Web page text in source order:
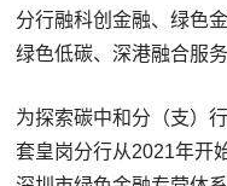
分行融科创金融、绿色
绿色低碳、深港融合服务
为探索碳中和分（支）
套皇岗分行从2021年开